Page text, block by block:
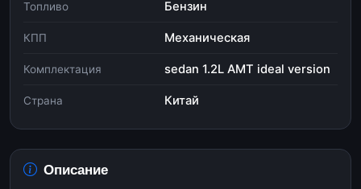
Топливо Бензин
КПП Механическая
Комплектация sedan 1.2L AMT ideal version
Страна Китай
Описание